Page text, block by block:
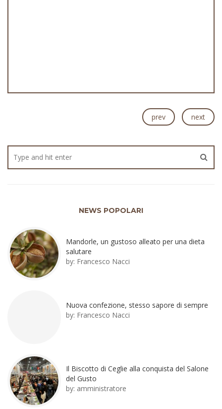
prev next
NEWS POPOLARI
Mandorle, un gustoso alleato per una dieta
salutare
by: Francesco Nacci
Nuova confezione, stesso sapore di sempre
by: Francesco Nacci
Il Biscotto di Ceglie alla conquista del Salone
del Gusto
by: amministratore